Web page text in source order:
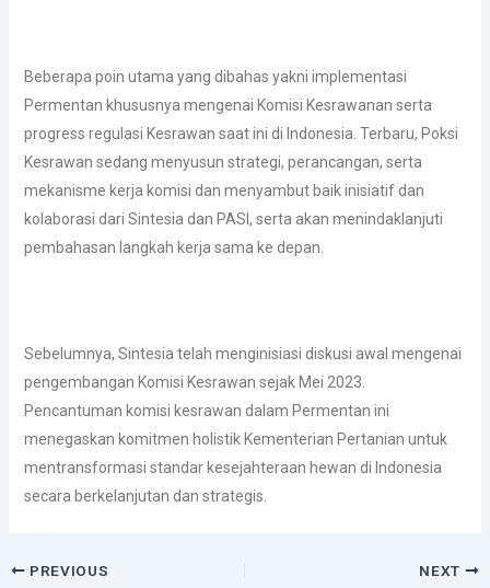
Beberapa poin utama yang dibahas yakni implementasi
Permentan khususnya mengenai Komisi Kesrawanan serta
progress regulasi Kesrawan saat ini di Indonesia. Terbaru, Poksi
Kesrawan sedang menyusun strategi, perancangan, serta
mekanisme kerja komisi dan menyambut baik inisiatif dan
kolaborasi dari Sintesia dan PASI, serta akan menindaklanjuti
pembahasan langkah kerja sama ke depan.
Sebelumnya, Sintesia telah menginisiasi diskusi awal mengenai
pengembangan Komisi Kesrawan sejak Mei 2023.
Pencantuman komisi kesrawan dalam Permentan ini
menegaskan komitmen holistik Kementerian Pertanian untuk
mentransformasi standar kesejahteraan hewan di Indonesia
secara berkelanjutan dan strategis.
PREVIOUS NEXT